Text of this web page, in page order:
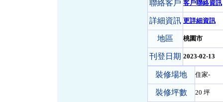
聯絡客戶 客戶聯絡資訊
詳細資訊 更詳細資訊
地區 桃園市
刊登日期 2023-02-13
裝修場地 住家-
裝修坪數 20 坪